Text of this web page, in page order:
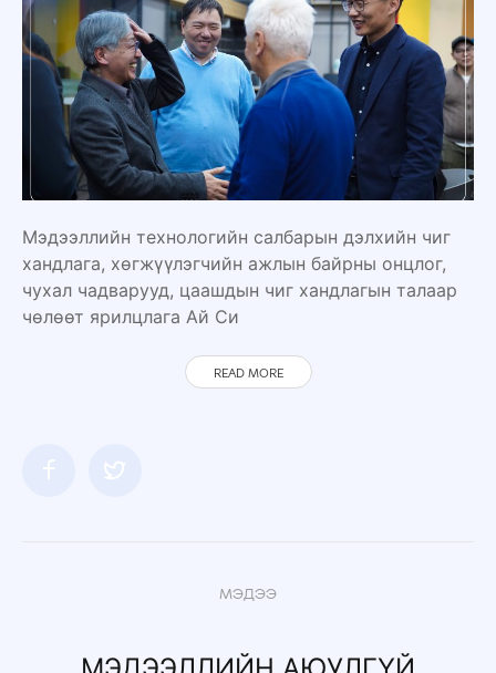
Мэдээллийн технологийн салбарын дэлхийн чиг
хандлага, хөгжүүлэгчийн ажлын байрны онцлог,
чухал чадварууд, цаашдын чиг хандлагын талаар
чөлөөт ярилцлага Ай Си
READ MORE
МЭДЭЭ